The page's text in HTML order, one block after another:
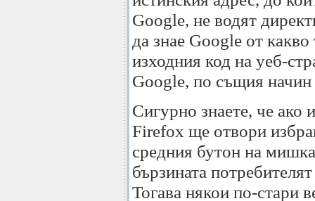
Google, не водят
да знае Google от
изходния код на уеб-
Google, по същия начин
Сигурно знаете, че ако
Firefox ще отвори
средния бутон на
бързината
Тогава някои по-стари